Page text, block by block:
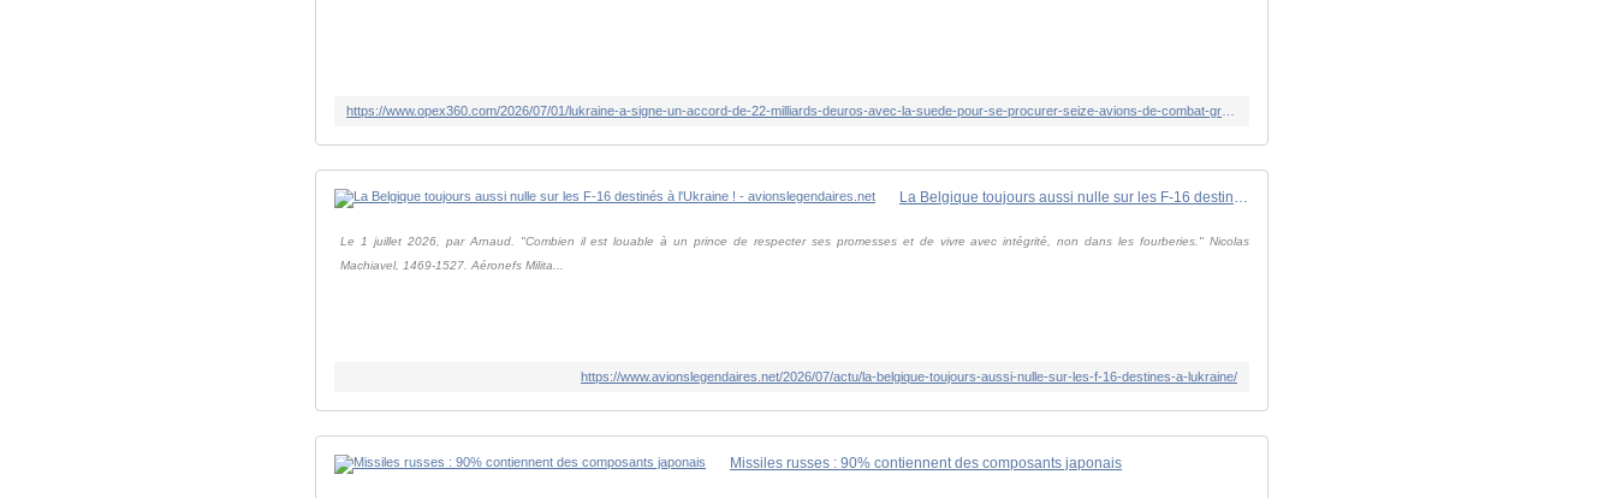
La Belgique toujours aussi nulle sur les F-16 destinés à l'Ukraine ! - avionslegendaires.net
Le 1 juillet 2026, par Arnaud. "Combien il est louable à un prince de respecter ses promesses et de vivre avec intégrité, non dans les fourberies." Nicolas
Machiavel, 1469-1527. Aéronefs Milita...
https://www.avionslegendaires.net/2026/07/actu/la-belgique-toujours-aussi-nulle-sur-les-f-16-destines-a-lukraine/
Missiles russes : 90% contiennent des composants japonais